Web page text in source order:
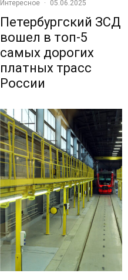
Интересное · 05.06.2025
Петербургский ЗСД
вошел в топ-5
самых дорогих
платных трасс
России